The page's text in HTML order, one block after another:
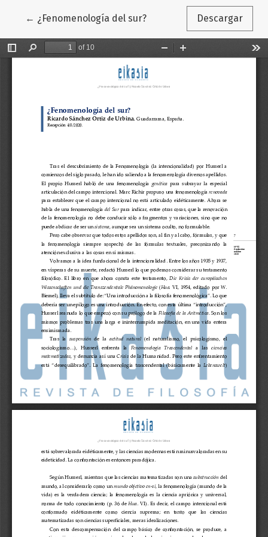
← Volver a los detalles del artículo
¿Fenomenología del sur? Descargar